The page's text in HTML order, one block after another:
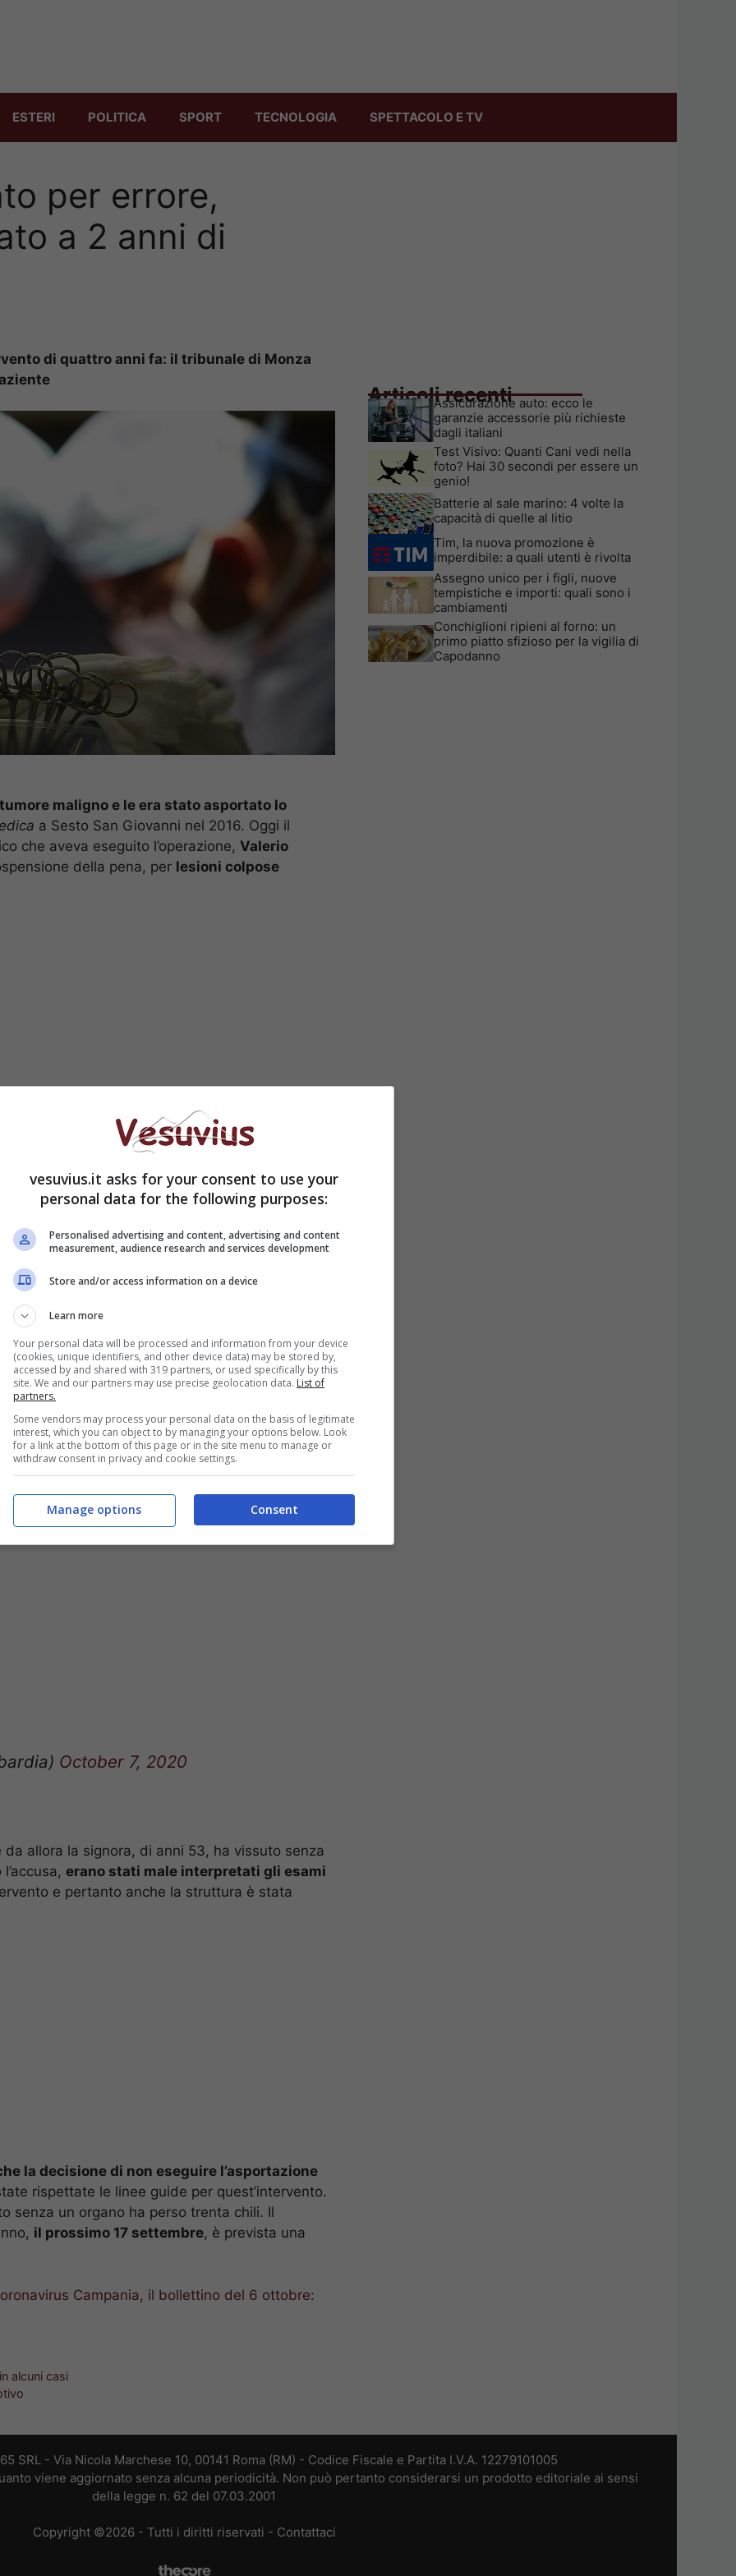
ESTERI POLITICA SPORT TECNOLOGIA SPETTACOLO E TV
per errore,
a 2 anni di
di quattro anni fa: il tribunale di Monza
maligno e le era stato asportato lo
a Sesto San Giovanni nel 2016. Oggi il
che aveva eseguito l’operazione, Valerio
della pena, per lesioni colpose
dalla professione per due anni
civile della MultiMedica anche versare
che aveva subito l’intervento e 20mila al marito.
dottoressa che era stato il secondo operatore
tragico incidente con auto ribaltata: ci
errore, per l’accusa
interpretati
2 anni a chirurgo. Giudice
300mila a donna |
October 7, 2020
allora la signora, di anni 53, ha vissuto senza
erano stati male interpretati gli esami
e pertanto anche la struttura è stata
la decisione di non eseguire l’asportazione
rispettate le linee guide per quest’intervento.
senza un organo ha perso trenta chili. Il
il prossimo 17 settembre
, è prevista una
Campania, il bollettino del 6 ottobre:
alcuni casi
Articoli recenti
Assicurazione auto: ecco le
garanzie accessorie più richieste
dagli italiani
Test Visivo: Quanti Cani vedi nella
foto? Hai 30 secondi per essere un
genio!
Batterie al sale marino: 4 volte la
capacità di quelle al litio
Tim, la nuova promozione è
imperdibile: a quali utenti è rivolta
Assegno unico per i figli, nuove
tempistiche e importi: quali sono i
cambiamenti
Conchiglioni ripieni al forno: un
primo piatto sfizioso per la vigilia di
Capodanno
SRL - Via Nicola Marchese 10, 00141 Roma (RM) - Codice Fiscale e Partita I.V.A. 12279101005
viene aggiornato senza alcuna periodicità. Non può pertanto considerarsi un prodotto editoriale ai sensi
della legge n. 62 del 07.03.2001
Copyright ©2026 - Tutti i diritti riservati - Contattaci
vesuvius.it asks for your consent to use your
personal data for the following purposes:
Personalised advertising and content, advertising and content
measurement, audience research and services development
Store and/or access information on a device
Learn more
Your personal data will be processed and information from your device
(cookies, unique identifiers, and other device data) may be stored by,
accessed by and shared with 319 partners, or used specifically by this
site. We and our partners may use precise geolocation data. List of
partners.
Some vendors may process your personal data on the basis of legitimate
interest, which you can object to by managing your options below. Look
for a link at the bottom of this page or in the site menu to manage or
withdraw consent in privacy and cookie settings.
Consent
Manage options